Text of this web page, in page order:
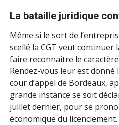
La bataille juridique
Même si le sort de
scellé la CGT veut
faire reconnaitre le
Rendez-vous leur est donné
cour d’appel de Bordeaux,
grande instance se soit
juillet dernier, pour se
économique du licenciement.